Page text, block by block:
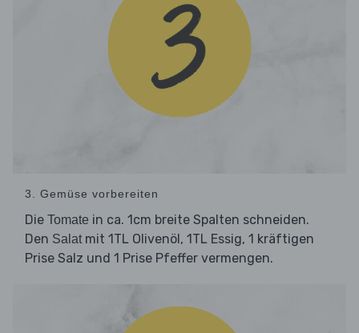
3. Gemüse vorbereiten
Die Tomate in ca. 1cm breite Spalten schneiden.
Den Salatmit 1TL Olivenöl, 1TL Essig, 1 kräftigen
Prise Salz und 1 Prise Pfeffer vermengen.